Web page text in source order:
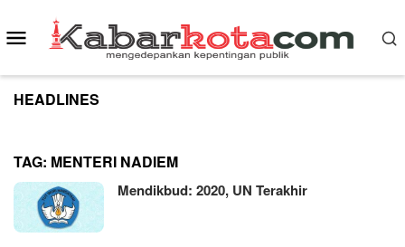
to
content
Mobile
Menu
HEADLINES
TAG: MENTERI NADIEM
Mendikbud: 2020, UN Terakhir